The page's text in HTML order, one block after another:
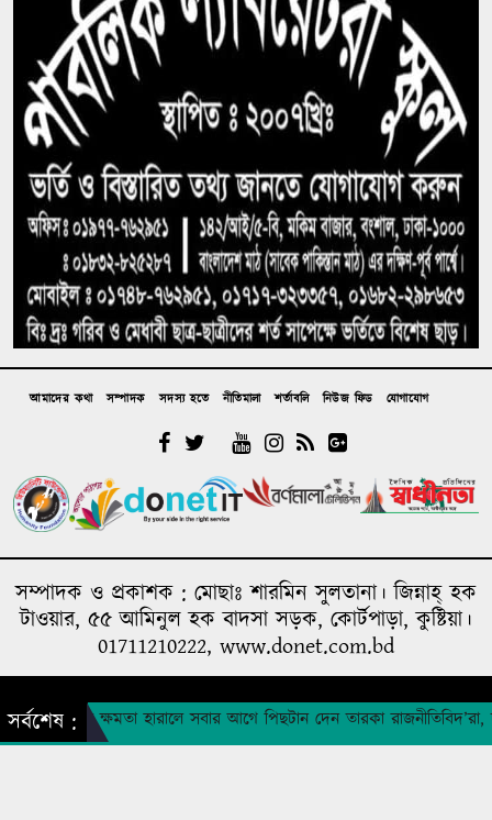
বাংলাদেশ, উল্টো সর্বোচ্চ ঋণ পরিশোধের চাপ
উদ্বোধনের আগেই ধসে পড়ল পৌনে ৩ কোটি টাকার
সড়ক, বাঁশ-বালুর বস্তায় ঠেকা!
আওয়ামী লীগ আমাদের শত্রু নয়, মিত্র, আমরা একসঙ্গে
যুদ্ধ করেছি: এমপি নাছির চৌধুরী
‘আপনারা দেখেননি, আমরা কীভাবে থানা জ্বালিয়ে পিটিয়ে
পুলিশ মেরেছি’: প্রকাশ্যে এনসিপি নেতার স্বীকারোক্তি
রিয়ালের সঙ্গে আরও ছয় বছরের চুক্তি বাড়ালেন ভিনিসিউস
প্রকল্প ব্যয় ১৬৫ কোটি থেকে ঠেকলো ৩২৬ কোটিতে, ২০০
কোটির অপ্রয়োজনীয় সরঞ্জাম ক্রয়ের তোড়জোড়
আমাদের কথা সম্পাদক সদস্য হতে নীতিমালা শর্তাবলি নিউজ ফিড যোগাযোগ
সম্পাদক ও প্রকাশক : মোছাঃ শারমিন সুলতানা। জিন্নাহ্ হক
টাওয়ার, ৫৫ আমিনুল হক বাদসা সড়ক, কোর্টপাড়া, কুষ্টিয়া।
01711210222, www.donet.com.bd
A media concern of humanity foundation
Design & Developed byDONET IT
সর্বশেষ :দল ক্ষমতা হারালে সবার আগে পিছটান দেন তারকা রাজনীতিবিদ’রা,